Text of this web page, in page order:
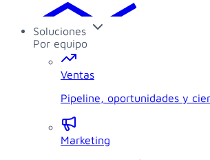
Soluciones
Por equipo
Ventas
Pipeline, oportunidades y
Marketing